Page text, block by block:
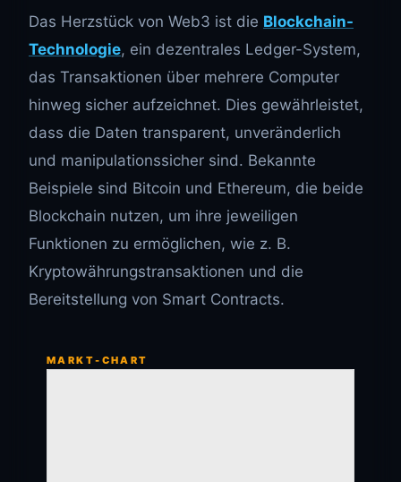
Das Herzstück von Web3 ist die Blockchain-
Technologie, ein dezentrales Ledger-System,
das Transaktionen über mehrere Computer
hinweg sicher aufzeichnet. Dies gewährleistet,
dass die Daten transparent, unveränderlich
und manipulationssicher sind. Bekannte
Beispiele sind Bitcoin und Ethereum, die beide
Blockchain nutzen, um ihre jeweiligen
Funktionen zu ermöglichen, wie z. B.
Kryptowährungstransaktionen und die
Bereitstellung von Smart Contracts.
MARKT-CHART